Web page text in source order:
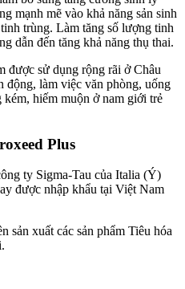
mạnh mẽ vào khả năng sản sinh
trùng. Làm tăng số lượng tinh
dẫn đến tăng khả năng thụ thai.
được sử dụng rộng rãi ở Châu
động, làm việc văn phòng, uống
hiếm muộn ở nam giới trẻ
Plus
ty Sigma-Tau của Italia (Ý)
được nhập khẩu tại Việt Nam
sản xuất các sản phẩm Tiêu hóa